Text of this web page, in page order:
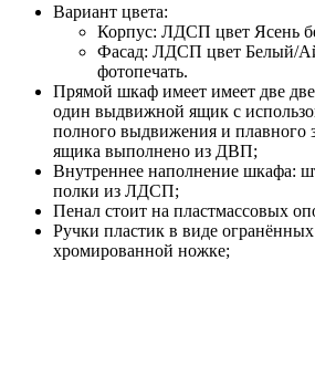
Вариант цвета:
Корпус: ЛДСП цвет Ясень
Фасад: ЛДСП цвет Белый/
фотопечать.
Прямой шкаф имеет имеет две
один выдвижной ящик с
полного выдвижения и плавного
ящика выполнено из ДВП;
Внутреннее наполнение шкафа:
полки из ЛДСП;
Пенал стоит на пластмассовых
Ручки пластик в виде
хромированной ножке;